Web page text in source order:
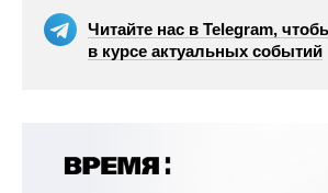
Читайте нас в Telegram,
в курсе актуальных событий